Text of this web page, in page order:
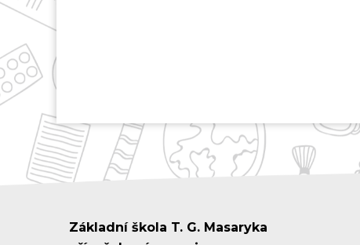
Základní škola T. G. Masaryka